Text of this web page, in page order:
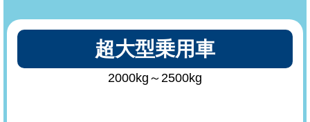
超大型乗用車
2000kg～2500kg